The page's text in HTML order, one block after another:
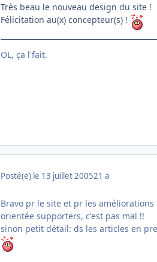
Très beau le nouveau design du site !
Félicitation au(x) concepteur(s) !
OL, ça l'fait.
Posté(e) le 13 juillet 200521 a
Bravo pr le site et pr les
orientée supporters, c'est pas mal !!
sinon petit détail: ds les articles en